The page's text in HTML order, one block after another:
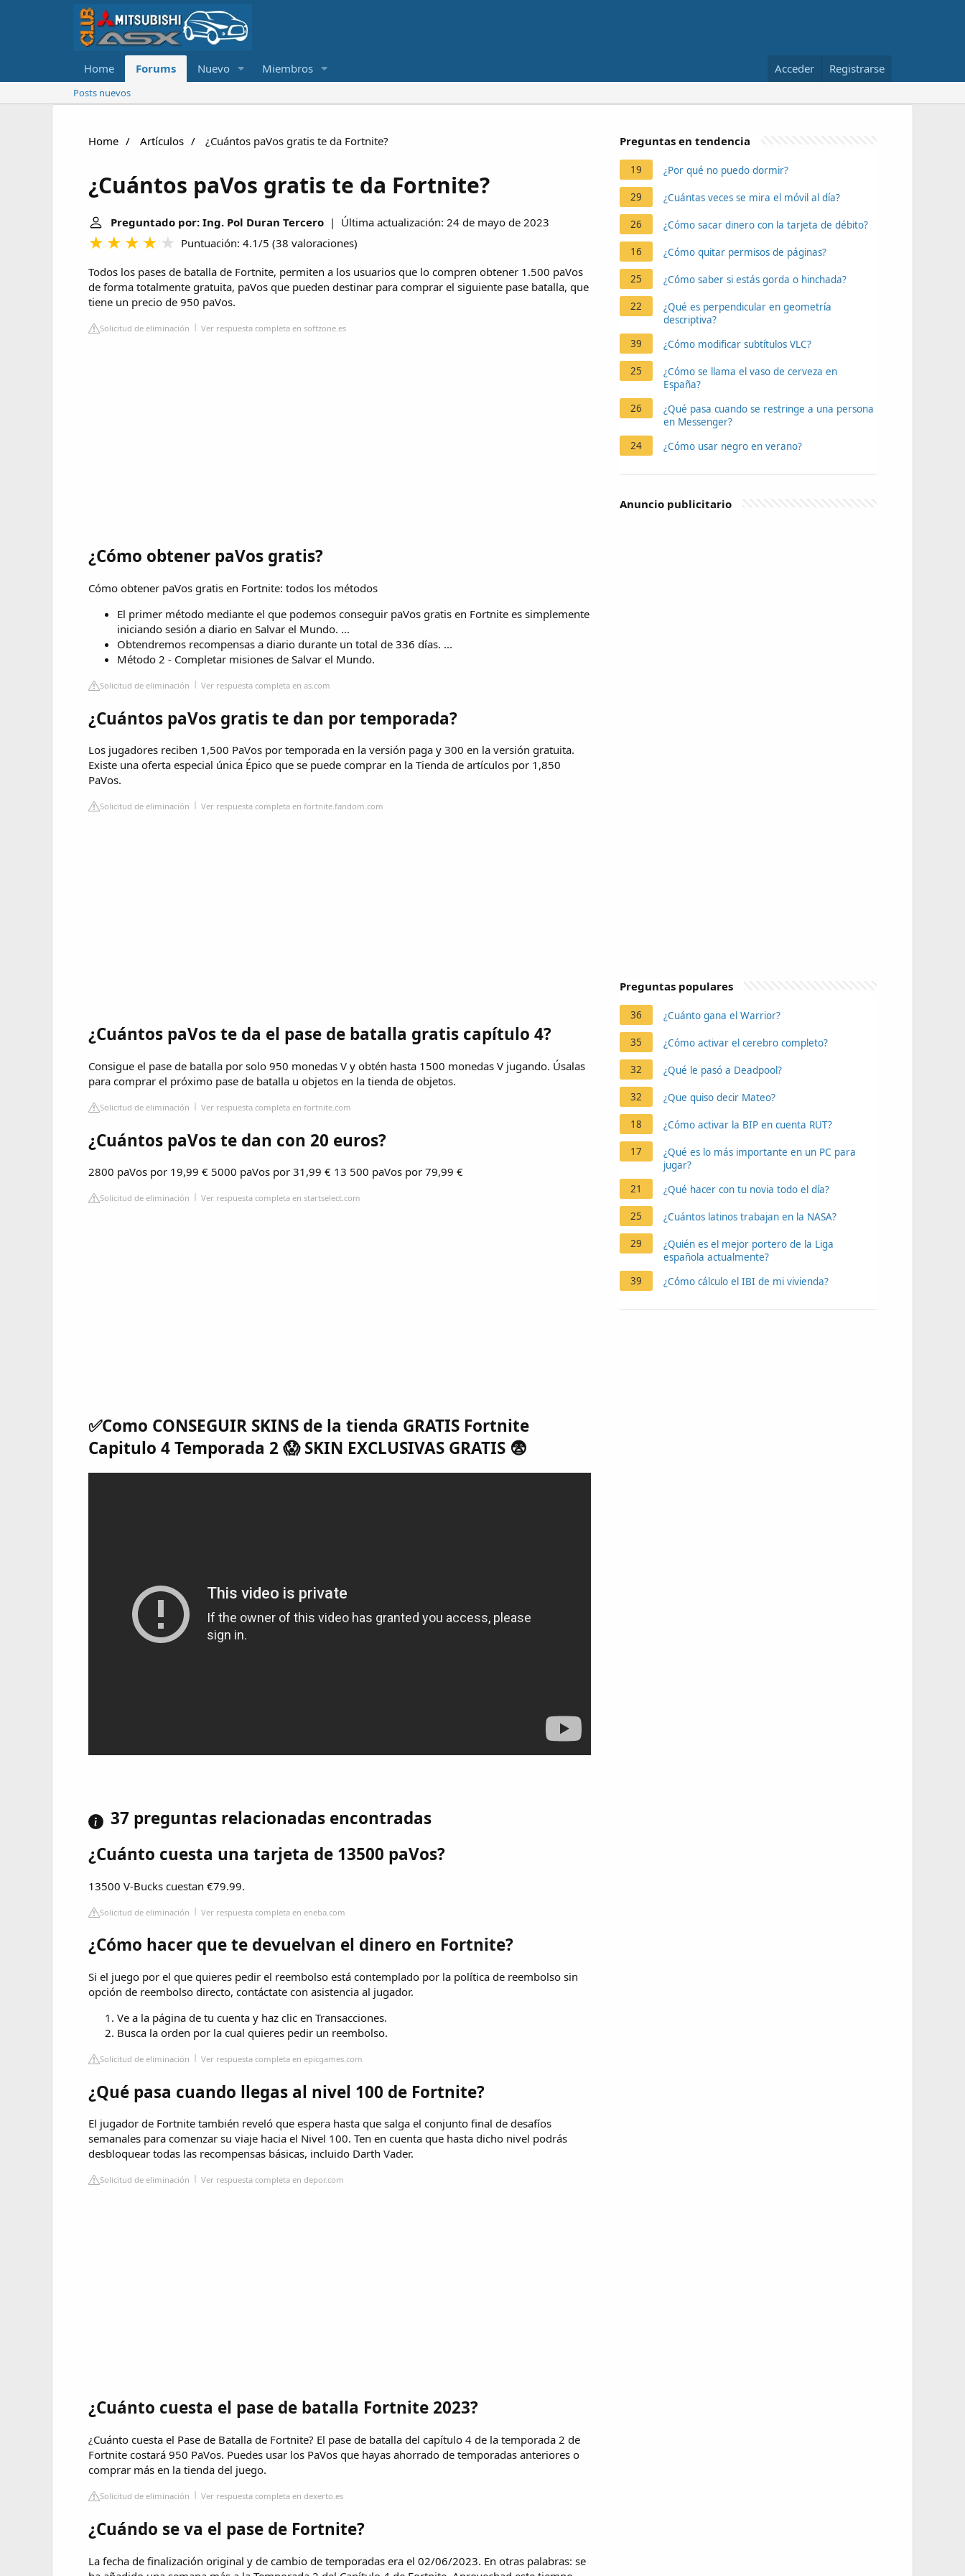
Home Forums Nuevo Miembros Acceder Registrarse
Posts nuevos
Home Artículos ¿Cuántos paVos gratis te da Fortnite?
¿Cuántos paVos gratis te da Fortnite?
Preguntado por: Ing. Pol Duran Tercero | Última actualización: 24 de mayo de 2023
Puntuación: 4.1/5 (38 valoraciones)
Todos los pases de batalla de Fortnite, permiten a los usuarios que lo compren obtener 1.500 paVos
de forma totalmente gratuita, paVos que pueden destinar para comprar el siguiente pase batalla, que
tiene un precio de 950 paVos.
Solicitud de eliminación Ver respuesta completa en softzone.es
¿Cómo obtener paVos gratis?
Cómo obtener paVos gratis en Fortnite: todos los métodos
El primer método mediante el que podemos conseguir paVos gratis en Fortnite es simplemente
iniciando sesión a diario en Salvar el Mundo. ...
Obtendremos recompensas a diario durante un total de 336 días. ...
Método 2 - Completar misiones de Salvar el Mundo.
Solicitud de eliminación Ver respuesta completa en as.com
¿Cuántos paVos gratis te dan por temporada?
Los jugadores reciben 1,500 PaVos por temporada en la versión paga y 300 en la versión gratuita.
Existe una oferta especial única Épico que se puede comprar en la Tienda de artículos por 1,850
PaVos.
Solicitud de eliminación Ver respuesta completa en fortnite.fandom.com
¿Cuántos paVos te da el pase de batalla gratis capítulo 4?
Consigue el pase de batalla por solo 950 monedas V y obtén hasta 1500 monedas V jugando. Úsalas
para comprar el próximo pase de batalla u objetos en la tienda de objetos.
Solicitud de eliminación Ver respuesta completa en fortnite.com
¿Cuántos paVos te dan con 20 euros?
2800 paVos por 19,99 € 5000 paVos por 31,99 € 13 500 paVos por 79,99 €
Solicitud de eliminación Ver respuesta completa en startselect.com
✅Como CONSEGUIR SKINS de la tienda GRATIS Fortnite
Capitulo 4 Temporada 2 😱 SKIN EXCLUSIVAS GRATIS 😨
37 preguntas relacionadas encontradas
¿Cuánto cuesta una tarjeta de 13500 paVos?
13500 V-Bucks cuestan €79.99.
Solicitud de eliminación Ver respuesta completa en eneba.com
¿Cómo hacer que te devuelvan el dinero en Fortnite?
Si el juego por el que quieres pedir el reembolso está contemplado por la política de reembolso sin
opción de reembolso directo, contáctate con asistencia al jugador.
Ve a la página de tu cuenta y haz clic en Transacciones.
Busca la orden por la cual quieres pedir un reembolso.
Solicitud de eliminación Ver respuesta completa en epicgames.com
¿Qué pasa cuando llegas al nivel 100 de Fortnite?
El jugador de Fortnite también reveló que espera hasta que salga el conjunto final de desafíos
semanales para comenzar su viaje hacia el Nivel 100. Ten en cuenta que hasta dicho nivel podrás
desbloquear todas las recompensas básicas, incluido Darth Vader.
Solicitud de eliminación Ver respuesta completa en depor.com
¿Cuánto cuesta el pase de batalla Fortnite 2023?
¿Cuánto cuesta el Pase de Batalla de Fortnite? El pase de batalla del capítulo 4 de la temporada 2 de
Fortnite costará 950 PaVos. Puedes usar los PaVos que hayas ahorrado de temporadas anteriores o
comprar más en la tienda del juego.
Solicitud de eliminación Ver respuesta completa en dexerto.es
¿Cuándo se va el pase de Fortnite?
La fecha de finalización original y de cambio de temporadas era el 02/06/2023. En otras palabras: se
Preguntas en tendencia
19 ¿Por qué no puedo dormir?
29 ¿Cuántas veces se mira el móvil al día?
26 ¿Cómo sacar dinero con la tarjeta de débito?
16 ¿Cómo quitar permisos de páginas?
25 ¿Cómo saber si estás gorda o hinchada?
22
¿Qué es perpendicular en geometría
descriptiva?
39
¿Cómo modificar subtítulos VLC?
25
¿Cómo se llama el vaso de cerveza en
España?
26
¿Qué pasa cuando se restringe a una persona
en Messenger?
24
¿Cómo usar negro en verano?
Anuncio publicitario
Preguntas populares
36 ¿Cuánto gana el Warrior?
35 ¿Cómo activar el cerebro completo?
32 ¿Qué le pasó a Deadpool?
32 ¿Que quiso decir Mateo?
18 ¿Cómo activar la BIP en cuenta RUT?
17
¿Qué es lo más importante en un PC para
jugar?
21
¿Qué hacer con tu novia todo el día?
25 ¿Cuántos latinos trabajan en la NASA?
29
¿Quién es el mejor portero de la Liga
española actualmente?
39
¿Cómo cálculo el IBI de mi vivienda?